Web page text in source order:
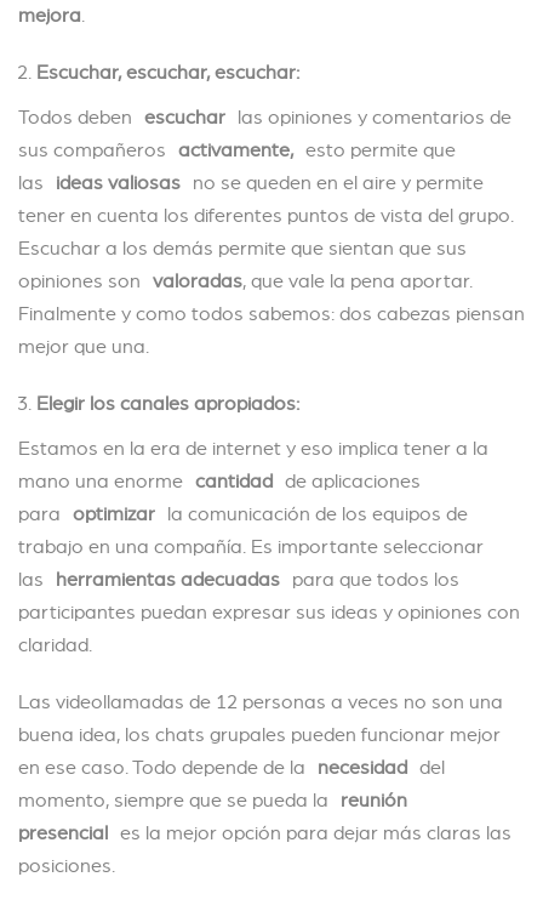
mejora
Escuchar, escuchar, escuchar:
Todos deben escuchar las opiniones y comentarios de
sus compañeros activamente,esto permite que
las ideas valiosas no se queden en el aire y permite
tener en cuenta los diferentes puntos de vista del grupo.
Escuchar a los demás permite que sientan que sus
opiniones son valoradas, que vale la pena aportar.
Finalmente y como todos sabemos: dos cabezas piensan
mejor que una.
Elegir los canales apropiados:
Estamos en la era de internet y eso implica tener a la
mano una enorme cantidad de aplicaciones
para optimizar la comunicación de los equipos de
trabajo en una compañía. Es importante seleccionar
las herramientas adecuadas para que todos los
participantes puedan expresar sus ideas y opiniones con
claridad.
Las videollamadas de 12 personas a veces no son una
buena idea, los chats grupales pueden funcionar mejor
en ese caso. Todo depende de la necesidad del
momento, siempre que se pueda la reunión
presencial es la mejor opción para dejar más claras las
posiciones.